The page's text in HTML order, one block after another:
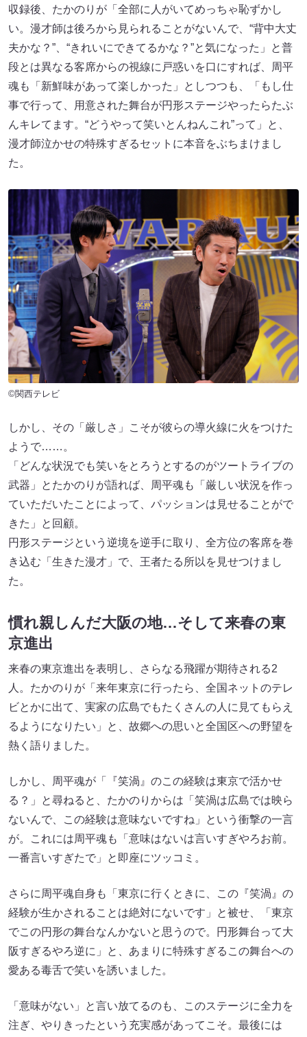
収録後、たかのりが「全部に人がいてめっちゃ恥ずかし
い。漫才師は後ろから見られることがないんで、“背中大丈
夫かな？”、“きれいにできてるかな？”と気になった」と普
段とは異なる客席からの視線に戸惑いを口にすれば、周平
魂も「新鮮味があって楽しかった」としつつも、「もし仕
事で行って、用意された舞台が円形ステージやったらたぶ
んキレてます。“どうやって笑いとんねんこれ”って」と、
漫才師泣かせの特殊すぎるセットに本音をぶちまけまし
た。
©関西テレビ
しかし、その「厳しさ」こそが彼らの導火線に火をつけた
ようで……。
「どんな状況でも笑いをとろうとするのがツートライブの
武器」とたかのりが語れば、周平魂も「厳しい状況を作っ
ていただいたことによって、パッションは見せることがで
きた」と回顧。
円形ステージという逆境を逆手に取り、全方位の客席を巻
き込む「生きた漫才」で、王者たる所以を見せつけまし
た。
慣れ親しんだ大阪の地…そして来春の東
京進出
来春の東京進出を表明し、さらなる飛躍が期待される2
人。たかのりが「来年東京に行ったら、全国ネットのテレ
ビとかに出て、実家の広島でもたくさんの人に見てもらえ
るようになりたい」と、故郷への思いと全国区への野望を
熱く語りました。
しかし、周平魂が「『笑渦』のこの経験は東京で活かせ
る？」と尋ねると、たかのりからは「笑渦は広島では映ら
ないんで、この経験は意味ないですね」という衝撃の一言
が。これには周平魂も「意味はないは言いすぎやろお前。
一番言いすぎたで」と即座にツッコミ。
さらに周平魂自身も「東京に行くときに、この『笑渦』の
経験が生かされることは絶対にないです」と被せ、「東京
でこの円形の舞台なんかないと思うので。円形舞台って大
阪すぎるやろ逆に」と、あまりに特殊すぎるこの舞台への
愛ある毒舌で笑いを誘いました。
「意味がない」と言い放てるのも、このステージに全力を
注ぎ、やりきったという充実感があってこそ。最後には